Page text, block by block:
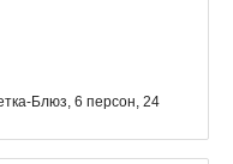
Блюз, 6 персон, 24